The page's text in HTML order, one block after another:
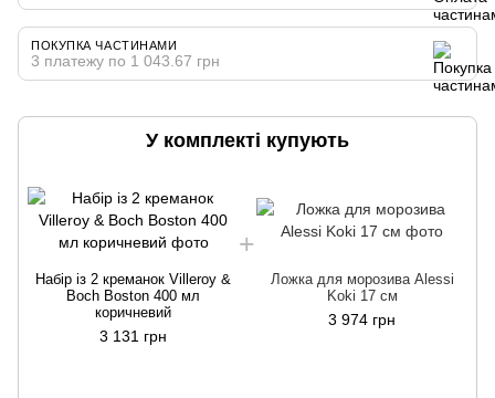
ПОКУПКА ЧАСТИНАМИ
3 платежу по 1 043.67 грн
У комплекті купують
Набір із 2 креманок Villeroy &
Boch Boston 400 мл
коричневий
3 131 грн
Ложка для морозива Alessi
Koki 17 см
3 974 грн